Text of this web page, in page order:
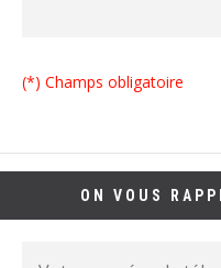
(*) Champs obligatoire
ON VOUS